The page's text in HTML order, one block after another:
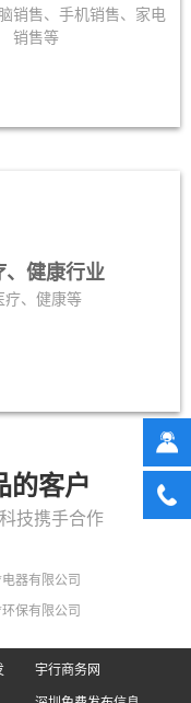
销售、手机销售、家电
销售等
、健康行业
疗、健康等
的客户
技携手合作
器有限公司
环保有限公司
宇行商务网